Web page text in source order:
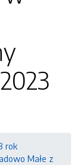
rok
Małe z